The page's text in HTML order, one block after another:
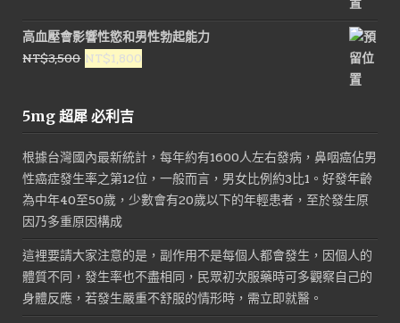
價
格：
NT$1,600。
價
格：
NT$800。
高血壓會影響性慾和男性勃起能力
NT$3,500 原
格：
NT$1,800
5mg 超犀 必利吉
根據台灣國內最新統計，每年約有1600人左右發病，鼻咽癌佔男
性癌症發生率之第12位，一般而言，男女比例約3比1。好發年齡
為中年40至50歲，少數會有20歲以下的年輕患者，至於發生原
因乃多重原因構成
這裡要請大家注意的是，副作用不是每個人都會發生，因個人的
體質不同，發生率也不盡相同，民眾初次服藥時可多觀察自己的
身體反應，若發生嚴重不舒服的情形時，需立即就醫。